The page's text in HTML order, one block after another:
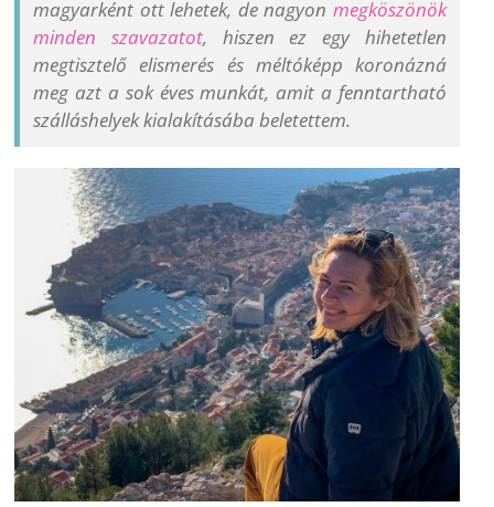
magyarként ott lehetek, de nagyon megköszönök
minden szavazatot, hiszen ez egy hihetetlen
megtisztelő elismerés és méltóképp koronázná
meg azt a sok éves munkát, amit a fenntartható
szálláshelyek kialakításába beletettem.